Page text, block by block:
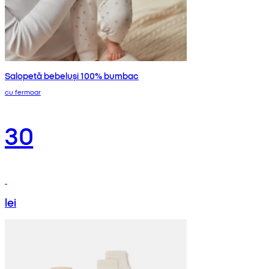
Salopetă bebeluși 100% bumbac
cu fermoar
30
lei